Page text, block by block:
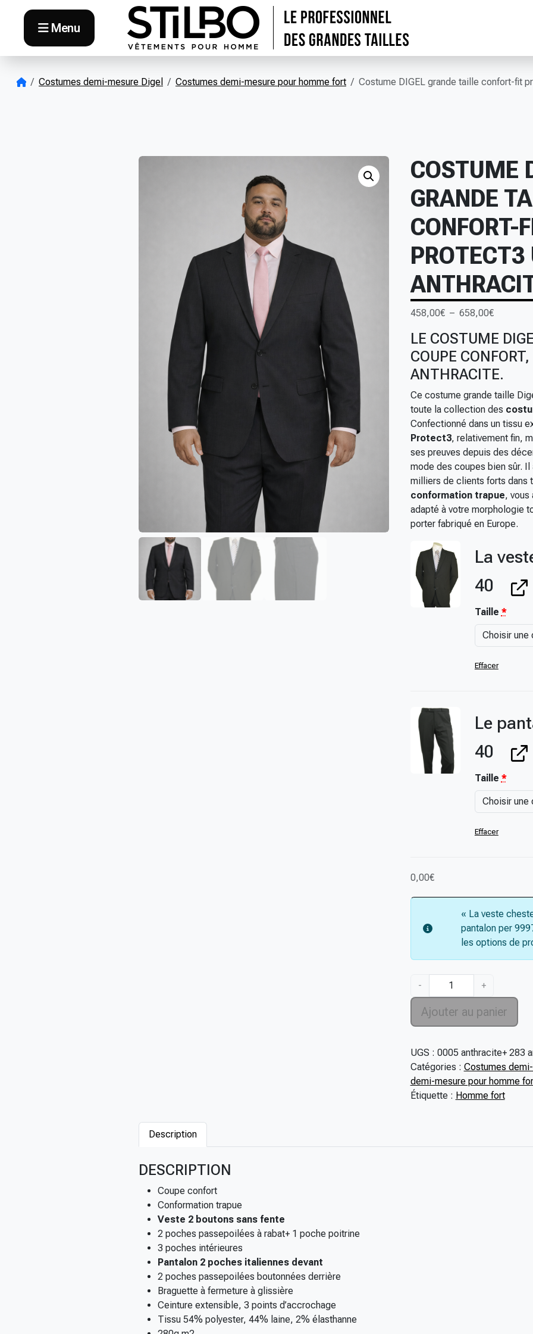
Menu
Costumes demi-mesure Digel Costumes demi-mesure pour homme fort Costume DIGEL grande taille confort-fit
COSTUME
GRANDE
CONFORT-
PROTECT3
458,00€ – 658,00€P
a
g
e
e
p
r
i
x
:
4
5
8
0
€
6
5
8
0
LE COSTUME
COUPE
ANTHRACITE.
Ce costume grande taille
toute la collection des
Confectionné dans un tissu
Protect3, relativement fin,
ses preuves depuis des
mode des coupes bien sûr.
milliers de clients forts dans
conformation trapue, vous
adapté à votre morphologie
porter fabriqué en Europe.
La
40
Taille *
Effacer
Le
40
Taille *
Effacer
0,00€
« La veste
pantalon per
les options de
-
u
n
i
t
é
d
+
Ajouter au panier
UGS : 0005 anthracite+ 283
Catégories : Costumes
demi-mesure pour homme
Étiquette : Homme fort
Description
DESCRIPTION
Coupe confort
Conformation trapue
Veste 2 boutons sans fente
2 poches passepoilées à rabat+ 1 poche poitrine
3 poches intérieures
Pantalon 2 poches italiennes devant
2 poches passepoilées boutonnées derrière
Braguette à fermeture à glissière
Ceinture extensible, 3 points d’accrochage
Tissu 54% polyester, 44% laine, 2% élasthanne